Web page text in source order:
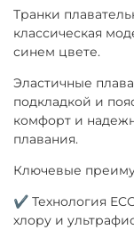
Транки
классическая
синем цвете.
Эластичные
подкладкой и
комфорт и
плавания.
Ключевые
✔ Технология
хлору и